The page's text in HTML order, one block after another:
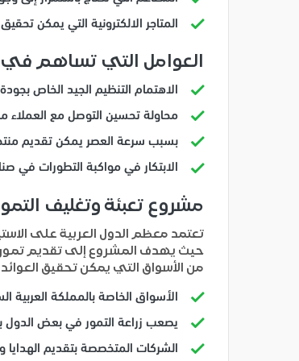
المتاجر الالكترونية التي يمكن
العوامل التي تساهم في
الاهتمام التنظيم الجيد الخاص
محاولة تحسين التوصل مع العملاء
بسبب سرعة العصر يمكن تقديم
الابتكار في مواكبة التطورات في
مشروع تعبئة وتغليف
تعتمد معظم الدول العربية على
حيث يهدف المشروع إلى تقديم
من الأسواق التي يمكن تحقيق العوائد
الأسواق الخاصة بالمملكة العربية
يصعب زراعة التمور في بعض
الشركات المتخصصة بتقديم الهدايا